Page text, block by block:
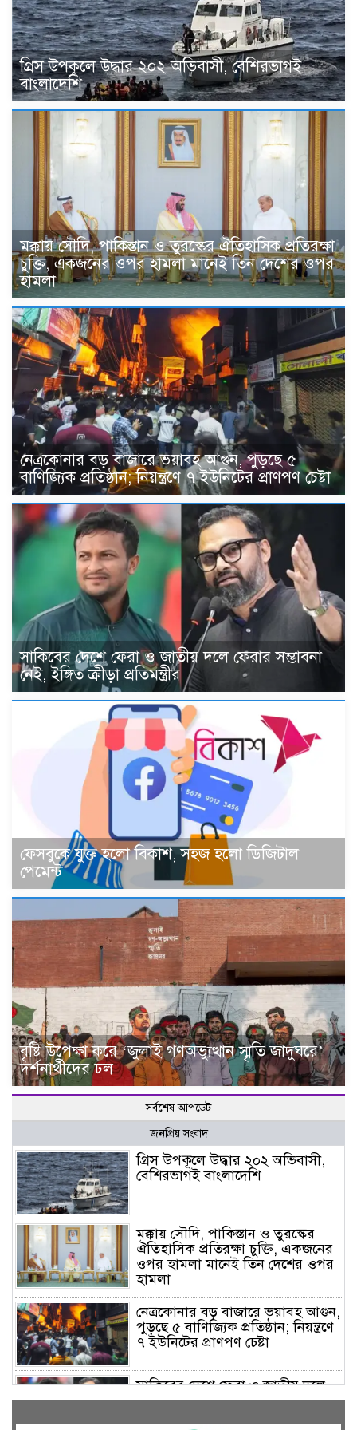
গ্রিস উপকূলে উদ্ধার ২০২ অভিবাসী, বেশিরভাগই
বাংলাদেশি
মক্কায় সৌদি, পাকিস্তান ও তুরস্কের ঐতিহাসিক প্রতিরক্ষা
চুক্তি, একজনের ওপর হামলা মানেই তিন দেশের ওপর
হামলা
নেত্রকোনার বড় বাজারে ভয়াবহ আগুন, পুড়ছে ৫
বাণিজ্যিক প্রতিষ্ঠান; নিয়ন্ত্রণে ৭ ইউনিটের প্রাণপণ চেষ্টা
সাকিবের দেশে ফেরা ও জাতীয় দলে ফেরার সম্ভাবনা
নেই, ইঙ্গিত ক্রীড়া প্রতিমন্ত্রীর
ফেসবুকে যুক্ত হলো বিকাশ, সহজ হলো ডিজিটাল
পেমেন্ট
বৃষ্টি উপেক্ষা করে ‘জুলাই গণঅভ্যুত্থান স্মৃতি জাদুঘরে’
দর্শনার্থীদের ঢল
সর্বশেষ আপডেট
জনপ্রিয় সংবাদ
গ্রিস উপকূলে উদ্ধার ২০২ অভিবাসী,
বেশিরভাগই বাংলাদেশি
মক্কায় সৌদি, পাকিস্তান ও তুরস্কের
ঐতিহাসিক প্রতিরক্ষা চুক্তি, একজনের
ওপর হামলা মানেই তিন দেশের ওপর
হামলা
নেত্রকোনার বড় বাজারে ভয়াবহ আগুন,
পুড়ছে ৫ বাণিজ্যিক প্রতিষ্ঠান; নিয়ন্ত্রণে
৭ ইউনিটের প্রাণপণ চেষ্টা
সাকিবের দেশে ফেরা ও জাতীয় দলে
ফেরার সম্ভাবনা নেই, ইঙ্গিত ক্রীড়া